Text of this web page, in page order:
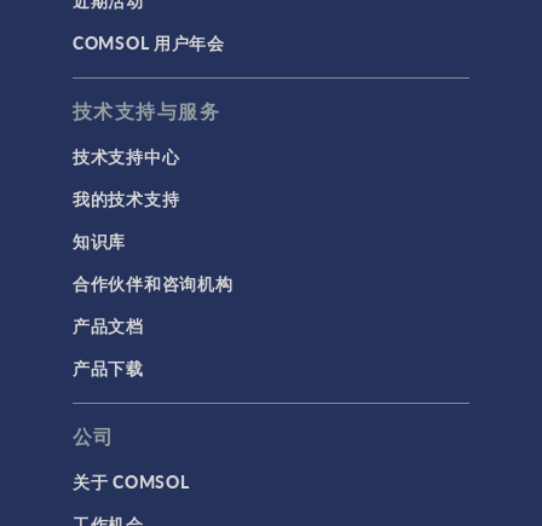
建模工具和定义
材料
物理场接口
用户界面
研究与求解器
简介
结果与可视化
网格
集群计算和云计算
3D 打印
COMSOL 用户年会
技术支持与服务
技术支持中心
我的技术支持
知识库
合作伙伴和咨询机构
产品文档
产品下载
公司
关于 COMSOL